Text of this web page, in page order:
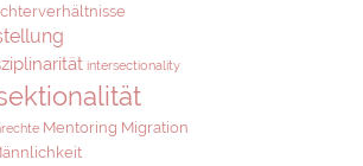
intersectionality
Mentoring Migration